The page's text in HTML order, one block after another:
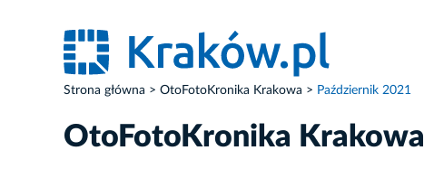
Strona główna OtoFotoKronika Krakowa Październik 2021
OtoFotoKronika Krakowa